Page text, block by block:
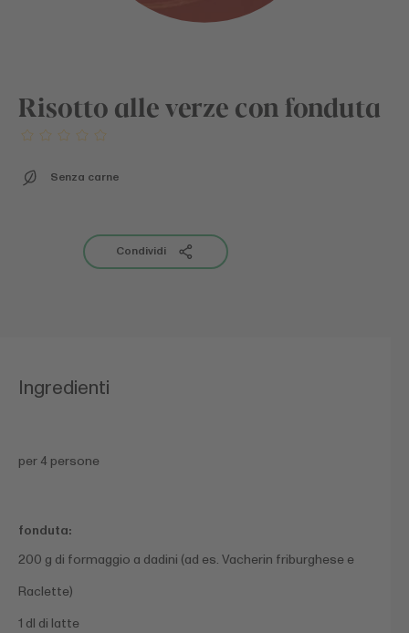
Risotto alle verze con fonduta
Senza carne
Condividi
Ingredienti
per 4 persone
fonduta:
200 g di formaggio a dadini (ad es. Vacherin friburghese e
Raclette)
1 dl di latte